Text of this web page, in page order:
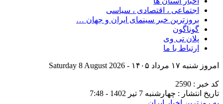
اجتماعی ، اقتصادی ، سیاسی
بروزترین خبر سینمای ایران و جهان …
گوناگون
پلان تی وی
ارتباط با ما
امروز شنبه ۱۷ مرداد ۱۴۰۵ - Saturday 8 August 2026
کد خبر : 2590
تاریخ انتشار : چهارشنبه 7 تیر 1402 - 7:48